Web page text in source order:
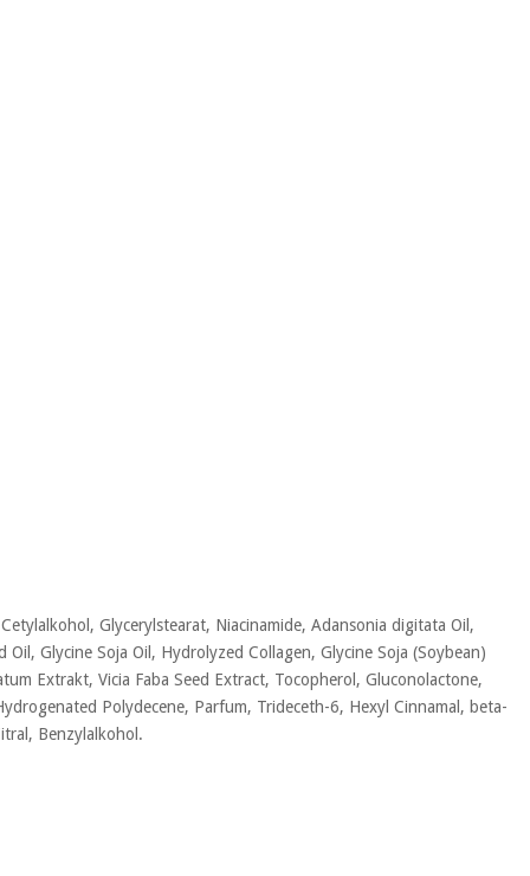
Glycerylstearat, Niacinamide, Adansonia digitata Oil,
Glycine Soja Oil, Hydrolyzed Collagen, Glycine Soja (Soybean)
Extrakt, Vicia Faba Seed Extract, Tocopherol, Gluconolactone,
Polydecene, Parfum, Trideceth-6, Hexyl Cinnamal, beta-
Benzylalkohol.